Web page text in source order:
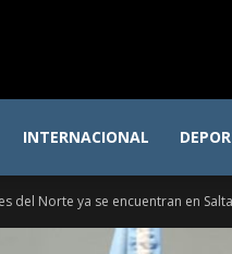
INTERNACIONAL
del Norte ya se encuentran en